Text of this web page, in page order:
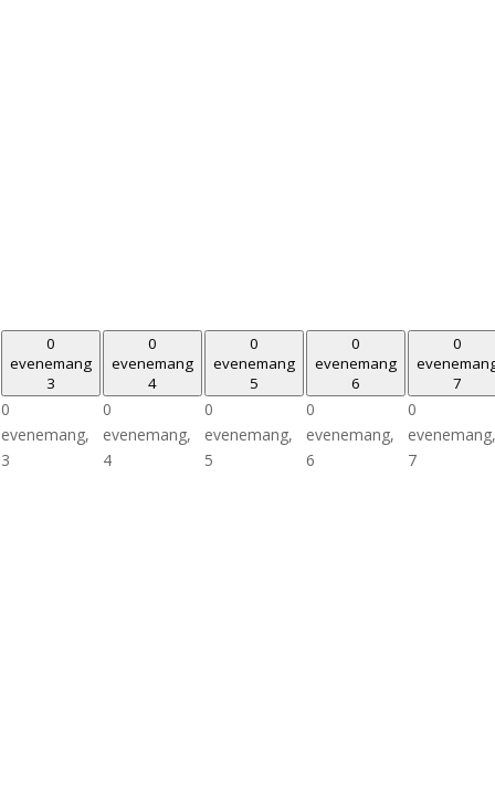
0
evenemang
3
0
evenemang,
3
0
evenemang
4
0
evenemang,
4
0
evenemang
5
0
evenemang,
5
0
evenemang
6
0
evenemang,
6
0
7
0
evenemang,
7